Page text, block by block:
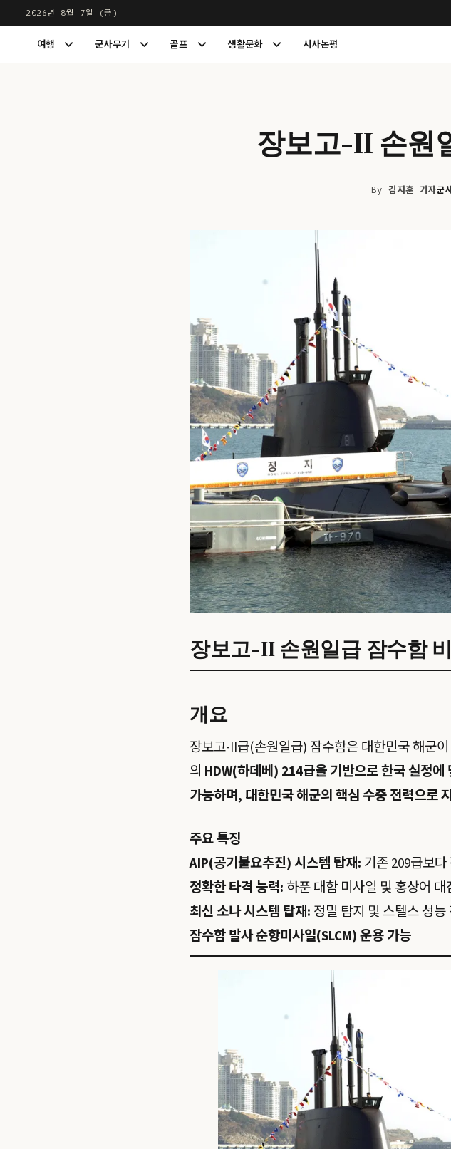
문
로
2026년 8월 7일 (금)
LUXDIGEST
여행
여
행
군사무기
군
사
골프
골
프
생활문화
생
활
메
뉴
시사논평
장보고-II 손원
By김지훈 기자군
장보고-II 손원일급 잠수함
개요
장보고-II급(손원일급) 잠수함은 대한민국 해군
의 HDW(하데베) 214급을 기반으로 한국 실정에
가능하며, 대한민국 해군의 핵심 수중 전력으로
주요 특징
AIP(공기불요추진) 시스템 탑재: 기존 209급보
정확한 타격 능력: 하푼 대함 미사일 및 홍상어
최신 소나 시스템 탑재: 정밀 탐지 및 스텔스 성능
잠수함 발사 순항미사일(SLCM) 운용 가능